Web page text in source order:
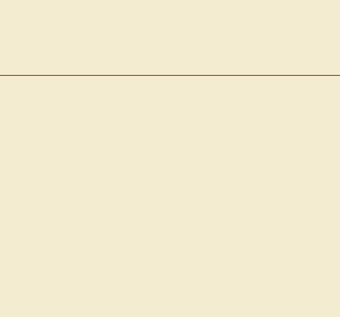
de Usuario